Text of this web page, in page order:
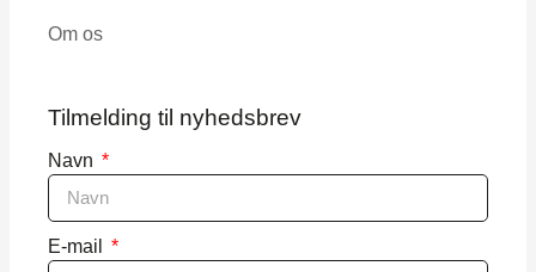
Om os
Tilmelding til nyhedsbrev
Navn
E-mail